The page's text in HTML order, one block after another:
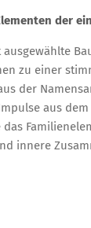
der
zu einer
der
aus
innere